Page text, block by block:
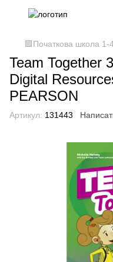
🟩Початкова школа 1-4
Team Together
Digital
PEARSON
Артикул: 131443